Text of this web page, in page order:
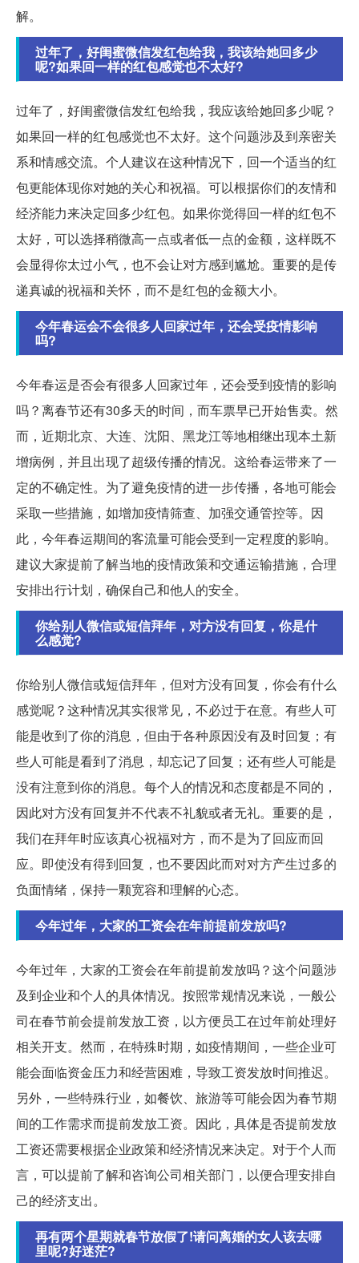
解。
过年了，好闺蜜微信发红包给我，我该给她回多少
呢?如果回一样的红包感觉也不太好?
过年了，好闺蜜微信发红包给我，我应该给她回多少呢？
如果回一样的红包感觉也不太好。这个问题涉及到亲密关
系和情感交流。个人建议在这种情况下，回一个适当的红
包更能体现你对她的关心和祝福。可以根据你们的友情和
经济能力来决定回多少红包。如果你觉得回一样的红包不
太好，可以选择稍微高一点或者低一点的金额，这样既不
会显得你太过小气，也不会让对方感到尴尬。重要的是传
递真诚的祝福和关怀，而不是红包的金额大小。
今年春运会不会很多人回家过年，还会受疫情影响
吗?
今年春运是否会有很多人回家过年，还会受到疫情的影响
吗？离春节还有30多天的时间，而车票早已开始售卖。然
而，近期北京、大连、沈阳、黑龙江等地相继出现本土新
增病例，并且出现了超级传播的情况。这给春运带来了一
定的不确定性。为了避免疫情的进一步传播，各地可能会
采取一些措施，如增加疫情筛查、加强交通管控等。因
此，今年春运期间的客流量可能会受到一定程度的影响。
建议大家提前了解当地的疫情政策和交通运输措施，合理
安排出行计划，确保自己和他人的安全。
你给别人微信或短信拜年，对方没有回复，你是什
么感觉?
你给别人微信或短信拜年，但对方没有回复，你会有什么
感觉呢？这种情况其实很常见，不必过于在意。有些人可
能是收到了你的消息，但由于各种原因没有及时回复；有
些人可能是看到了消息，却忘记了回复；还有些人可能是
没有注意到你的消息。每个人的情况和态度都是不同的，
因此对方没有回复并不代表不礼貌或者无礼。重要的是，
我们在拜年时应该真心祝福对方，而不是为了回应而回
应。即使没有得到回复，也不要因此而对对方产生过多的
负面情绪，保持一颗宽容和理解的心态。
今年过年，大家的工资会在年前提前发放吗?
今年过年，大家的工资会在年前提前发放吗？这个问题涉
及到企业和个人的具体情况。按照常规情况来说，一般公
司在春节前会提前发放工资，以方便员工在过年前处理好
相关开支。然而，在特殊时期，如疫情期间，一些企业可
能会面临资金压力和经营困难，导致工资发放时间推迟。
另外，一些特殊行业，如餐饮、旅游等可能会因为春节期
间的工作需求而提前发放工资。因此，具体是否提前发放
工资还需要根据企业政策和经济情况来决定。对于个人而
言，可以提前了解和咨询公司相关部门，以便合理安排自
己的经济支出。
再有两个星期就春节放假了!请问离婚的女人该去哪
里呢?好迷茫?